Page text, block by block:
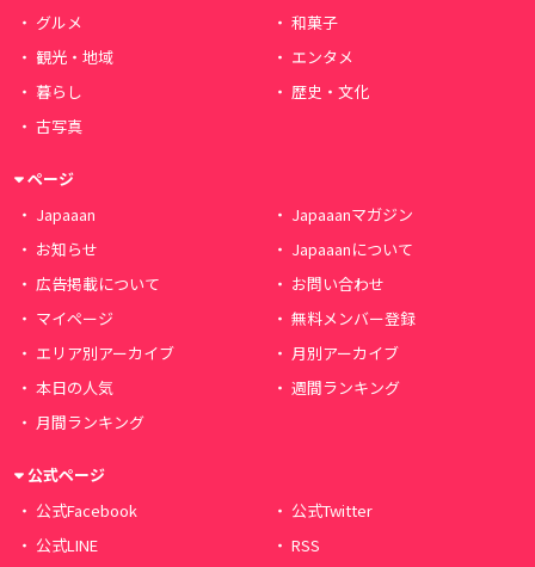
グルメ
和菓子
観光・地域
エンタメ
暮らし
歴史・文化
古写真
ページ
Japaaan
Japaaanマガジン
お知らせ
Japaaanについて
広告掲載について
お問い合わせ
マイページ
無料メンバー登録
エリア別アーカイブ
月別アーカイブ
本日の人気
週間ランキング
月間ランキング
公式ページ
公式Facebook
公式Twitter
公式LINE
RSS